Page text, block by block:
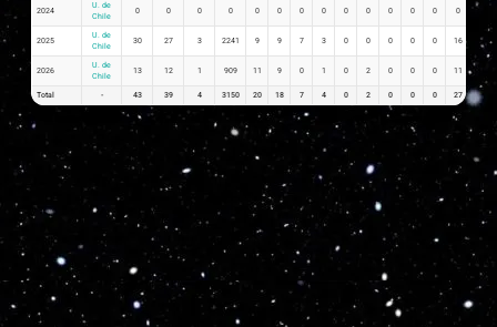
2024
U. de
Chile
0 0 0 0 0 0 0 0 0 0 0 0 0 0
2025
U. de
Chile
30 27 3 2241 9 9 7 3 0 0 0 0 0 16 0.30
2026
U. de
Chile
13 12 1 909 11 9 0 1 0 2 0 0 0 11
Total - 43 39 4 3150 20 18 7 4 0 2 0 0 0 27 1.15